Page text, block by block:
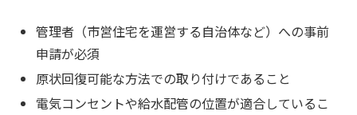
管理者（市営住宅を運営する自治体など）への事前
申請が必須
原状回復可能な方法での取り付けであること
電気コンセントや給水配管の位置が適合しているこ